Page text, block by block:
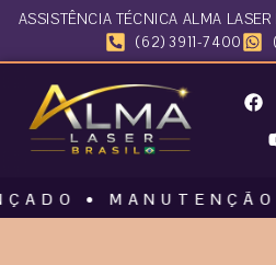
ASSISTÊNCIA TÉCNICA ALMA LASER
(62) 3911-7400
• MANUTENÇÃO